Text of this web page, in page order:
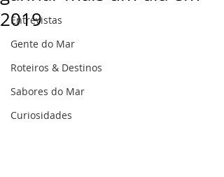
Entrevistas
Gente do Mar
Roteiros & Destinos
Sabores do Mar
Curiosidades
2019